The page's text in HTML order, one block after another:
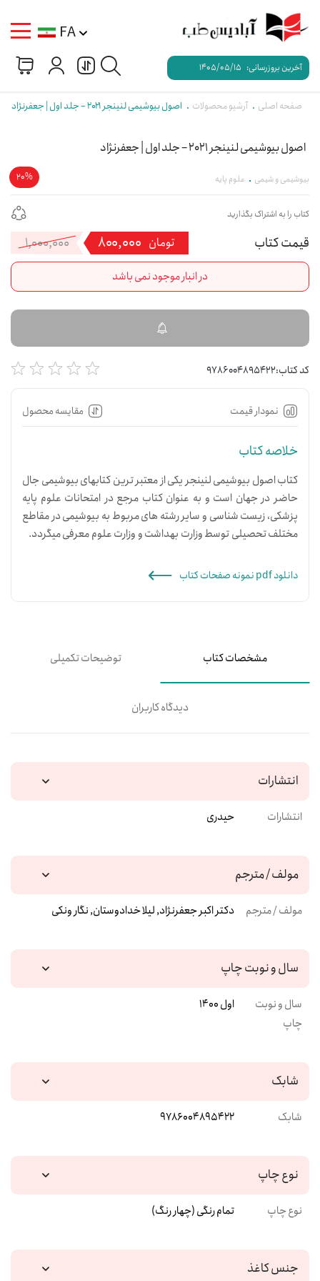
آخرین بروزرسانی: 1405/05/15
FA
صفحه اصلی آرشیو محصولات اصول بیوشیمی لنینجر ۲۰۲۱ – جلد اول | جعفرنژاد
اصول بیوشیمی لنینجر 2021 – جلد اول | جعفرنژاد
20% بیوشیمی و شیمی علوم پایه
کتاب را به اشتراک بگذارید
۱,۰۰۰,۰۰۰ ۸۰۰,۰۰۰ تومان
در انبار موجود نمی باشد
کد کتاب:9786004895422
نمودار قیمت مقایسه محصول
خلاصه کتاب
کتاب اصول بیوشیمی لنینجر یکی از معتبر ترین کتابهای بیوشیمی جال
حاضر در جهان است و به عنوان کتاب مرجع در امتحانات علوم پایه
پزشکی، زیست شناسی و سایر رشته های مربوط به بیوشیمی در مقاطع
مختلف تحصیلی توسط وزارت بهداشت و وزارت علوم معرفی میگردد.
دانلود pdf نمونه صفحات کتاب
مشخصات کتاب توضیحات تکمیلی
دیدگاه کاربران
انتشارات
انتشارات حیدری
مولف / مترجم
مولف / مترجم دکتر اکبر جعفرنژاد, لیلا خدادوستان, نگار ونکی
سال و نوبت چاپ
سال و نوبت
چاپ
اول 1400
شابک
شابک 9786004895422
نوع چاپ
نوع چاپ تمام رنگی (چهار رنگ)
جنس کاغذ